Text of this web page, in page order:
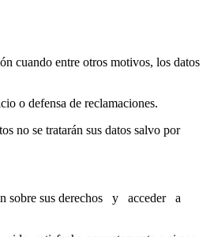
cuando entre otros motivos, los datos
o defensa de reclamaciones.
no se tratarán sus datos salvo por
sobre sus derechos y acceder a